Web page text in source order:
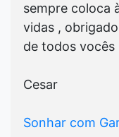
sempre coloca
vidas ,
de todos vocês
Cesar
Sonhar com